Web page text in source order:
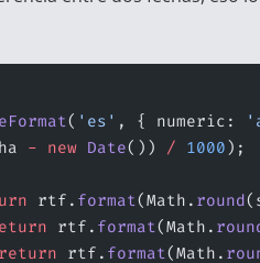
( 'es' , { numeric:
- new Date()) / 1000);
rtf. format(Math. round
rtf. format(Math.
return rtf. format(Math.